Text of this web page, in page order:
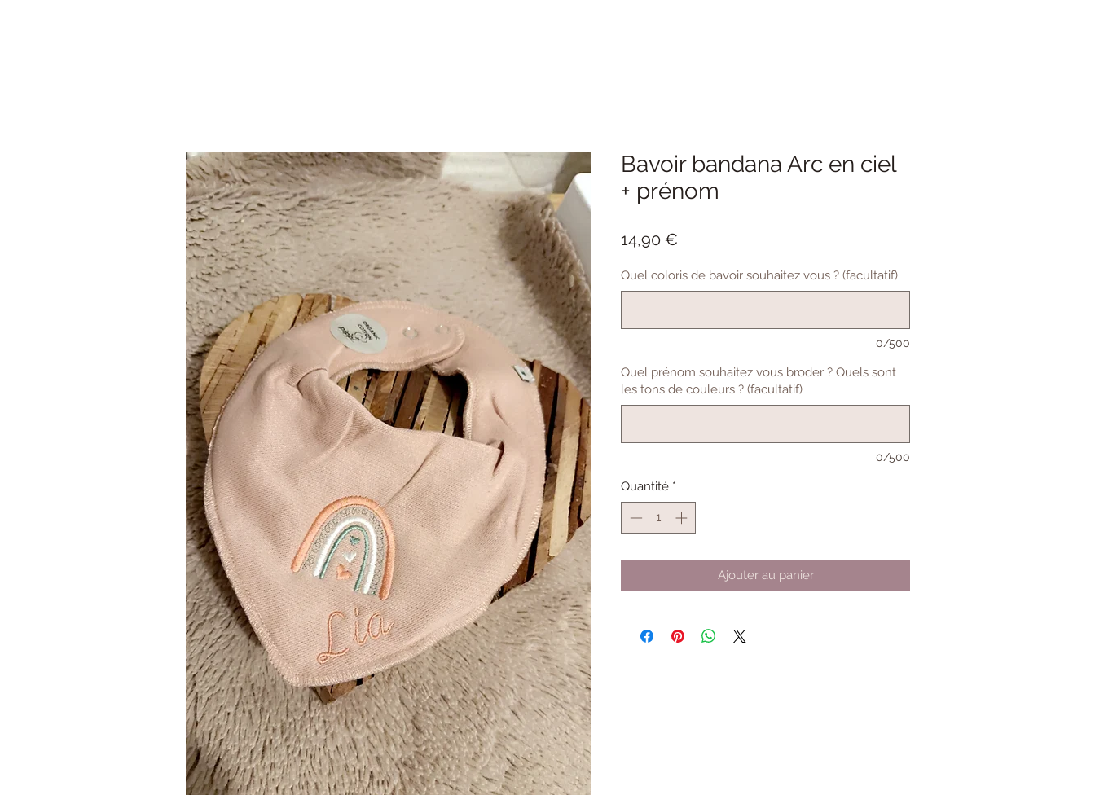
Bavoir bandana Arc en ciel
+ prénom
14,90 €
Quel coloris de bavoir souhaitez vous ? (facultatif)
0/500
Quel prénom souhaitez vous broder ? Quels sont
les tons de couleurs ? (facultatif)
0/500
Quantité *
Ajouter au panier